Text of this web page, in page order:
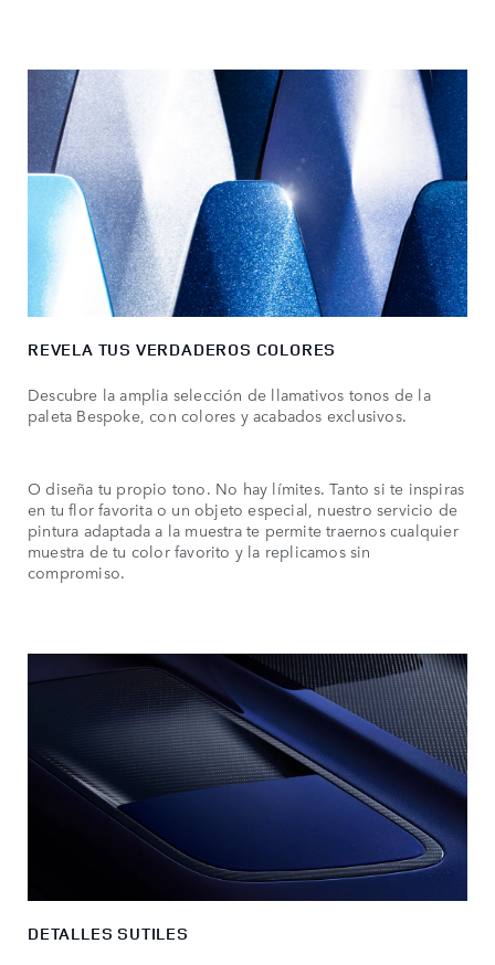
REVELA TUS VERDADEROS COLORES
Descubre la amplia selección de llamativos tonos de la
paleta Bespoke, con colores y acabados exclusivos.
O diseña tu propio tono. No hay límites. Tanto si te inspiras
en tu flor favorita o un objeto especial, nuestro servicio de
pintura adaptada a la muestra te permite traernos cualquier
muestra de tu color favorito y la replicamos sin
compromiso.
DETALLES SUTILES